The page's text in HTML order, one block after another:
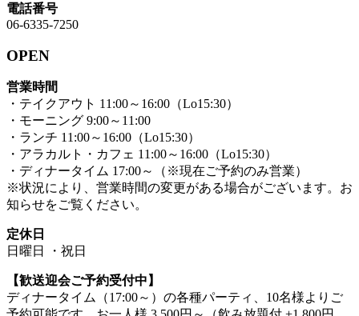
電話番号
06-6335-7250
OPEN
営業時間
・テイクアウト 11:00～16:00（Lo15:30）
・モーニング 9:00～11:00
・ランチ 11:00～16:00（Lo15:30）
・アラカルト・カフェ 11:00～16:00（Lo15:30）
・ディナータイム 17:00～（※現在ご予約のみ営業）
※状況により、営業時間の変更がある場合がございます。お
知らせをご覧ください。
定休日
日曜日 ・祝日
【歓送迎会ご予約受付中】
ディナータイム（17:00～）の各種パーティ、10名様よりご